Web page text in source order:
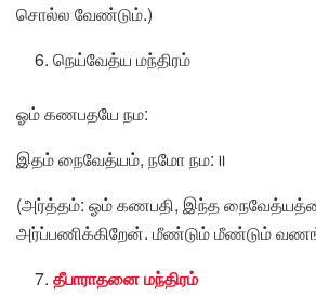
சொல்ல வேண்டும்.)
நெய்வேத்ய மந்திரம்
ஓம் கணபதயே நம:
இதம் நைவேத்யம், நமோ நம:॥
(அர்த்தம்: ஓம் கணபதி, இந்த
அர்ப்பணிக்கிறேன். மீண்டும் மீண்டும்
தீபாராதனை மந்திரம்